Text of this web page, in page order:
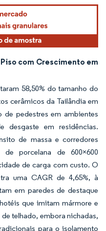
com Crescimento em
58,50% do tamanho do
cerâmicos da Tailândia em
de pedestres em ambientes
desgaste em residências.
de massa e corredores
de porcelana de 600×600
de carga com custo. O
uma CAGR de 4,65%, à
em paredes de destaque
que imitam mármore e
telhado, embora nichadas,
para o isolamento